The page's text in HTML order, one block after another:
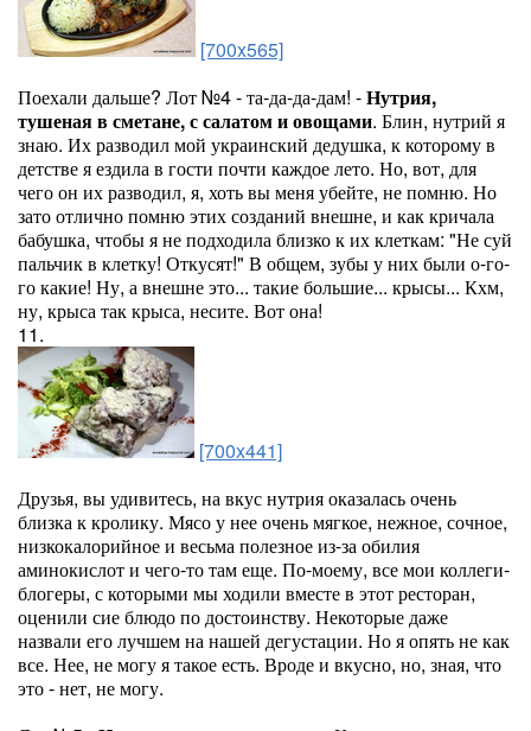
[700x565]
Поехали дальше? Лот №4 - та-да-да-дам! -Нутрия,
тушеная в сметане, с салатом и овощами. Блин, нутрий я
знаю. Их разводил мой украинский дедушка, к которому в
детстве я ездила в гости почти каждое лето. Но, вот, для
чего он их разводил, я, хоть вы меня убейте, не помню. Но
зато отлично помню этих созданий внешне, и как кричала
бабушка, чтобы я не подходила близко к их клеткам: "Не суй
пальчик в клетку! Откусят!" В общем, зубы у них были о-го-
го какие! Ну, а внешне это... такие большие... крысы... Кхм,
ну, крыса так крыса, несите. Вот она!
11.
[700x441]
Друзья, вы удивитесь, на вкус нутрия оказалась очень
близка к кролику. Мясо у нее очень мягкое, нежное, сочное,
низкокалорийное и весьма полезное из-за обилия
аминокислот и чего-то там еще. По-моему, все мои коллеги-
блогеры, с которыми мы ходили вместе в этот ресторан,
оценили сие блюдо по достоинству. Некоторые даже
назвали его лучшем на нашей дегустации. Но я опять не как
все. Нее, не могу я такое есть. Вроде и вкусно, но, зная, что
это - нет, не могу.